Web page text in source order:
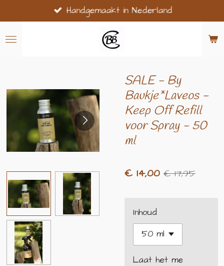
direct
naar
Handgemaakt in Nederland
SALE - By
Baukje*Laveos -
Keep Off Refill
voor Spray - 50
ml
€ 14,00 € 17,95
Inhoud
Laat het me